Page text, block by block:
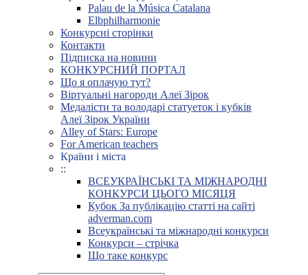
Palau de la Música Catalana
Elbphilharmonie
Конкурсні сторінки
Контакти
Підписка на новини
КОНКУРСНИЙ ПОРТАЛ
Що я оплачую тут?
Віртуальні нагороди Алеї Зірок
Медалісти та володарі статуеток і кубків
Алеї Зірок України
Alley of Stars: Europe
For American teachers
Країни і міста
::
ВСЕУКРАЇНСЬКІ ТА МІЖНАРОДНІ
КОНКУРСИ ЦЬОГО МІСЯЦЯ
Кубок За публікацію статті на сайті
adverman.com
Всеукраїнські та міжнародні конкурси
Конкурси – стрічка
Що таке конкурс